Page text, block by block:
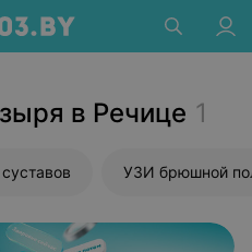
в Речице 1
УЗИ брюшной полости и